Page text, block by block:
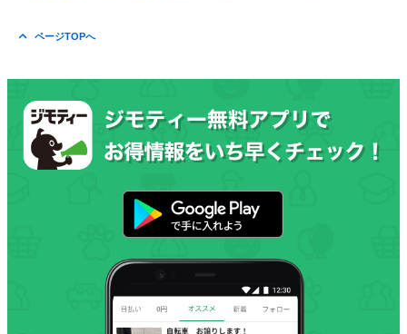
ページTOPへ